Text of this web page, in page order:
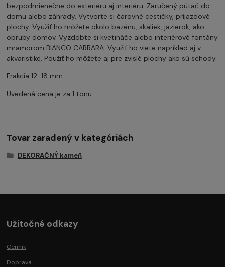
bezpodmienečne do exteriéru aj interiéru. Zaručený pútač do
domu alebo záhrady. Vytvorte si čarovné cestičky, príjazdové
plochy. Využiť ho môžete okolo bazénu, skaliek, jazierok, ako
obruby domov. Vyzdobte si kvetináče alebo interiérové fontány
mramorom BIANCO CARRARA. Využiť ho viete napríklad aj v
akvaristike. Použiť ho môžete aj pre zvislé plochy ako sú schody.
Frakcia 12-18 mm
Uvedená cena je za 1 tonu.
Tovar zaradený v kategóriách
DEKORAČNÝ kameň
Užitočné odkazy
Cenník
Doprava